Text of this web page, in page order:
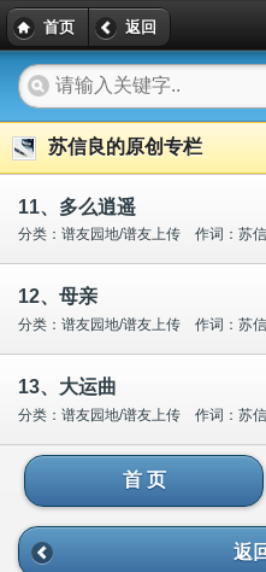
首页 返回
苏信良的原创专栏
11、多么逍遥
分类：谱友园地/谱友上传 作词：
12、母亲
分类：谱友园地/谱友上传 作词：苏
13、大运曲
分类：谱友园地/谱友上传 作词：苏
首 页
返